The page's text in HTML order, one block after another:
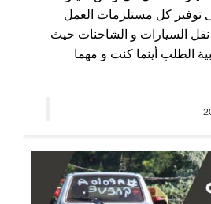
توفير كل مستلزمات العمل
السيارات و الشاحنات حيث
الطلب أينما كنت و مهما